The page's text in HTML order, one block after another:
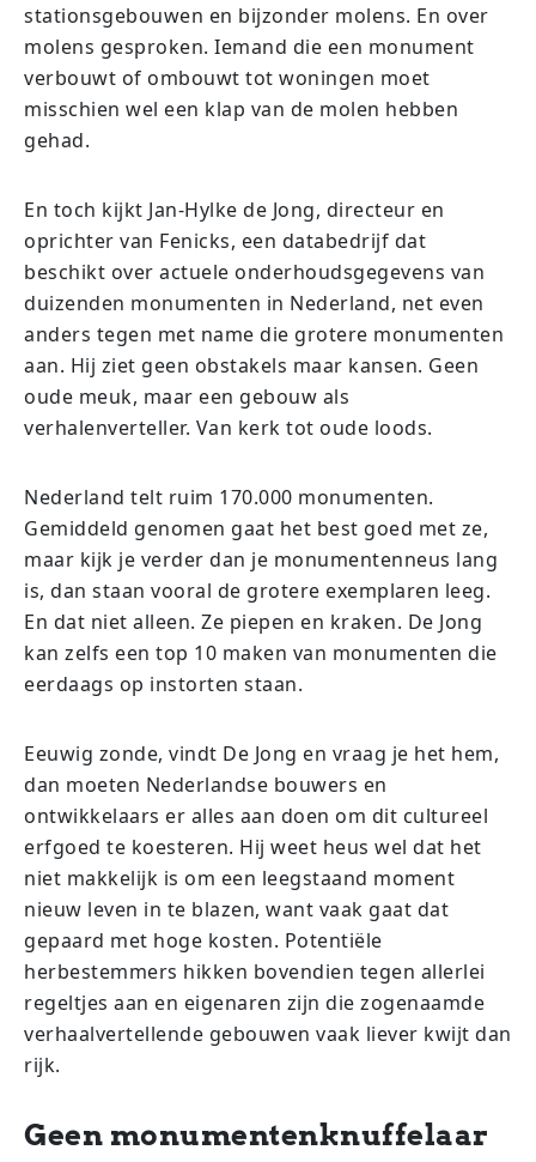
stationsgebouwen en bijzonder molens. En over
molens gesproken. Iemand die een monument
verbouwt of ombouwt tot woningen moet
misschien wel een klap van de molen hebben
gehad.
En toch kijkt Jan-Hylke de Jong, directeur en
oprichter van Fenicks, een databedrijf dat
beschikt over actuele onderhoudsgegevens van
duizenden monumenten in Nederland, net even
anders tegen met name die grotere monumenten
aan. Hij ziet geen obstakels maar kansen. Geen
oude meuk, maar een gebouw als
verhalenverteller. Van kerk tot oude loods.
Nederland telt ruim 170.000 monumenten.
Gemiddeld genomen gaat het best goed met ze,
maar kijk je verder dan je monumentenneus lang
is, dan staan vooral de grotere exemplaren leeg.
En dat niet alleen. Ze piepen en kraken. De Jong
kan zelfs een top 10 maken van monumenten die
eerdaags op instorten staan.
Eeuwig zonde, vindt De Jong en vraag je het hem,
dan moeten Nederlandse bouwers en
ontwikkelaars er alles aan doen om dit cultureel
erfgoed te koesteren. Hij weet heus wel dat het
niet makkelijk is om een leegstaand moment
nieuw leven in te blazen, want vaak gaat dat
gepaard met hoge kosten. Potentiële
herbestemmers hikken bovendien tegen allerlei
regeltjes aan en eigenaren zijn die zogenaamde
verhaalvertellende gebouwen vaak liever kwijt dan
rijk.
Geen monumentenknuffelaar